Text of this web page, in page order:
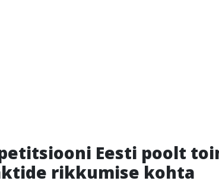
Eesti poolt
rikkumise kohta